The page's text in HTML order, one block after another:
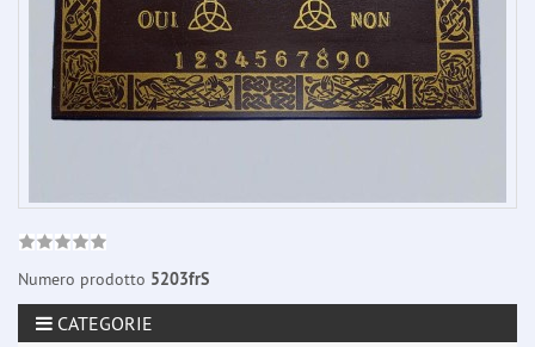
Numero prodotto 5203frS
CATEGORIE